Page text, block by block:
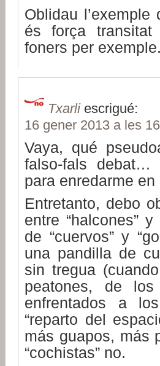
Oblidau
és força
foners per exemple.
Txarli escrigué:
16 gener 2013 a les
Vaya, qué
falso-fals debat…
para enredarme
Entretanto, debo
entre “halcones”
de “cuervos” y
una pandilla de
sin tregua
peatones, de
enfrentados a
“reparto del
más guapos, más
“cochistas” no.